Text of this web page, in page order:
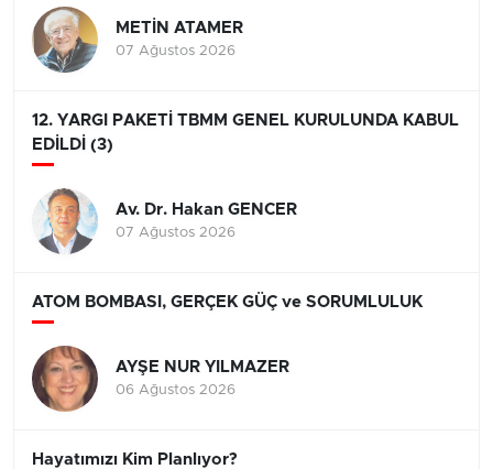
METİN ATAMER
07 Ağustos 2026
12. YARGI PAKETİ TBMM GENEL KURULUNDA KABUL
EDİLDİ (3)
Av. Dr. Hakan GENCER
07 Ağustos 2026
ATOM BOMBASI, GERÇEK GÜÇ ve SORUMLULUK
AYŞE NUR YILMAZER
06 Ağustos 2026
Hayatımızı Kim Planlıyor?